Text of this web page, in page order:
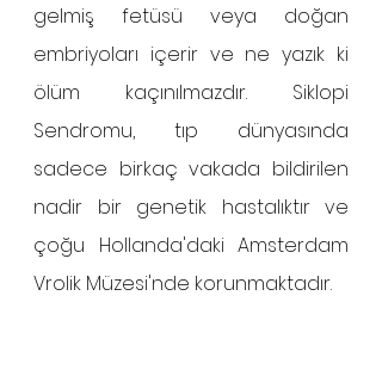
gelmiş fetüsü veya doğan
embriyoları içerir ve ne yazık ki
ölüm kaçınılmazdır. Siklopi
Sendromu, tıp dünyasında
sadece birkaç vakada bildirilen
nadir bir genetik hastalıktır ve
çoğu Hollanda'daki Amsterdam
Vrolik Müzesi'nde korunmaktadır.